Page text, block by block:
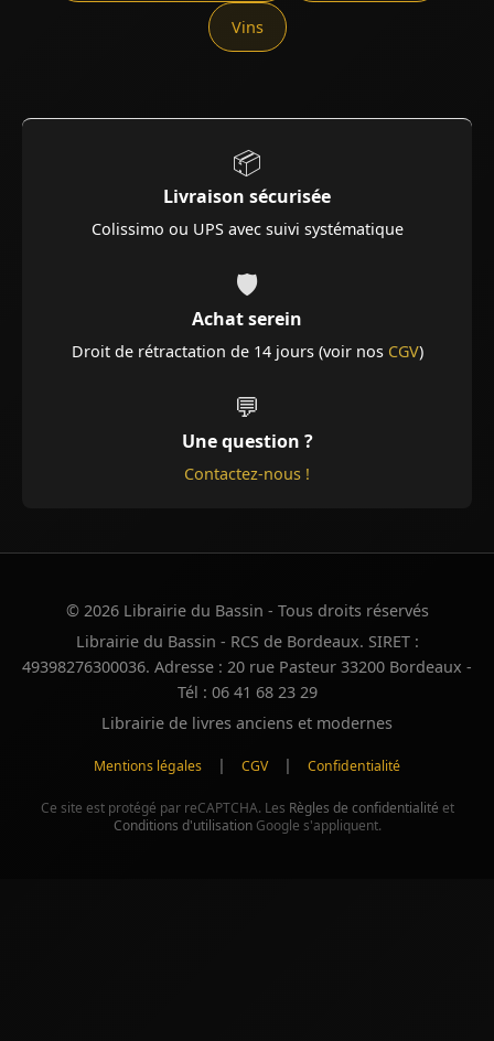
Vins
📦
Livraison sécurisée
Colissimo ou UPS avec suivi systématique
🛡️
Achat serein
Droit de rétractation de 14 jours (voir nos CGV)
💬
Une question ?
Contactez-nous !
© 2026 Librairie du Bassin - Tous droits réservés
Librairie du Bassin - RCS de Bordeaux. SIRET :
49398276300036. Adresse : 20 rue Pasteur 33200 Bordeaux -
Tél : 06 41 68 23 29
Librairie de livres anciens et modernes
Mentions légales | CGV | Confidentialité
Ce site est protégé par reCAPTCHA. Les Règles de confidentialité et
Conditions d'utilisationGoogle s'appliquent.